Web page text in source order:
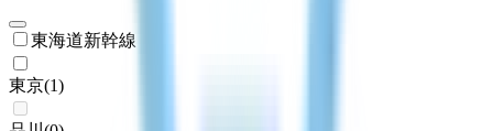
東海道新幹線
東京(1)